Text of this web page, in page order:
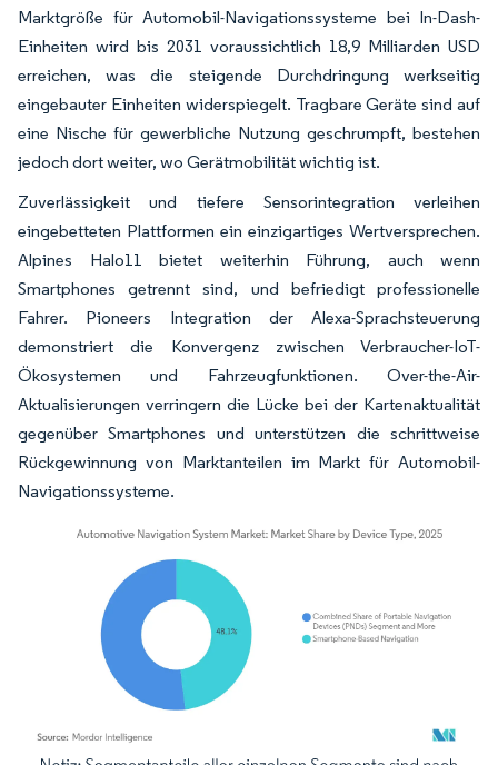
Marktgröße für Automobil-Navigationssysteme bei In-Dash-
Einheiten wird bis 2031 voraussichtlich 18,9 Milliarden USD
erreichen, was die steigende Durchdringung werkseitig
eingebauter Einheiten widerspiegelt. Tragbare Geräte sind auf
eine Nische für gewerbliche Nutzung geschrumpft, bestehen
jedoch dort weiter, wo Gerätmobilität wichtig ist.
Zuverlässigkeit und tiefere Sensorintegration verleihen
eingebetteten Plattformen ein einzigartiges Wertversprechen.
Alpines Halo11 bietet weiterhin Führung, auch wenn
Smartphones getrennt sind, und befriedigt professionelle
Fahrer. Pioneers Integration der Alexa-Sprachsteuerung
demonstriert die Konvergenz zwischen Verbraucher-IoT-
Ökosystemen und Fahrzeugfunktionen. Over-the-Air-
Aktualisierungen verringern die Lücke bei der Kartenaktualität
gegenüber Smartphones und unterstützen die schrittweise
Rückgewinnung von Marktanteilen im Markt für Automobil-
Navigationssysteme.